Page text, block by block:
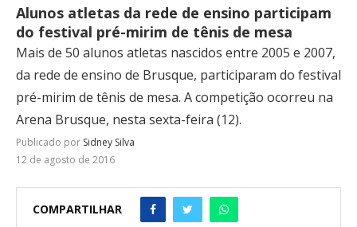
Alunos atletas da rede de ensino participam
do festival pré-mirim de tênis de mesa
Mais de 50 alunos atletas nascidos entre 2005 e 2007,
da rede de ensino de Brusque, participaram do festival
pré-mirim de tênis de mesa. A competição ocorreu na
Arena Brusque, nesta sexta-feira (12).
Publicado por Sidney Silva
12 de agosto de 2016
COMPARTILHAR